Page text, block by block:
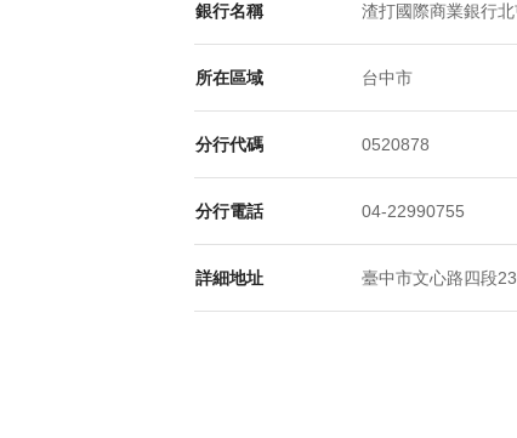
銀行名稱 渣打國際商業銀行
所在區域 台中市
分行代碼 0520878
分行電話 04-22990755
詳細地址 臺中市文心路四段